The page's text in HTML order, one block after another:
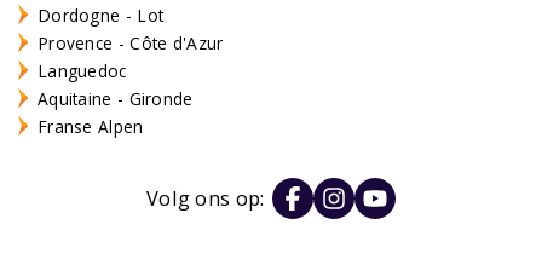
Dordogne - Lot
Provence - Côte d'Azur
Languedoc
Aquitaine - Gironde
Franse Alpen
Volg ons op: